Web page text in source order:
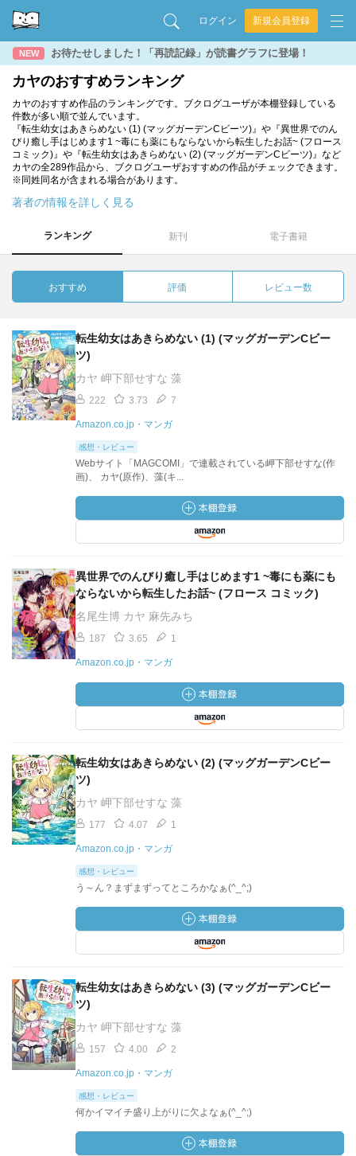
ログイン 新規会員登録
NEW お待たせしました！「再読記録」が読書グラフに登場！
カヤのおすすめランキング
カヤのおすすめ作品のランキングです。ブクログユーザが本棚登録している
件数が多い順で並んでいます。
『転生幼女はあきらめない (1) (マッグガーデンCビーツ)』や『異世界でのん
びり癒し手はじめます1 ~毒にも薬にもならないから転生したお話~ (フロース
コミック)』や『転生幼女はあきらめない (2) (マッグガーデンCビーツ)』など
カヤの全289作品から、ブクログユーザおすすめの作品がチェックできます。
※同姓同名が含まれる場合があります。
著者の情報を詳しく見る
ランキング 新刊 電子書籍
おすすめ 評価 レビュー数
転生幼女はあきらめない (1) (マッグガーデンCビー
ツ)
カヤ 岬下部せすな 藻
222 3.73 7
Amazon.co.jp・マンガ
感想・レビュー
Webサイト「MAGCOMI」で連載されている岬下部せすな(作
画)、 カヤ(原作)、藻(キ...
異世界でのんびり癒し手はじめます1 ~毒にも薬にも
ならないから転生したお話~ (フロース コミック)
名尾生博 カヤ 麻先みち
187 3.65 1
Amazon.co.jp・マンガ
転生幼女はあきらめない (2) (マッグガーデンCビー
ツ)
カヤ 岬下部せすな 藻
177 4.07 1
Amazon.co.jp・マンガ
感想・レビュー
う～ん？まずまずってところかなぁ(^_^;)
転生幼女はあきらめない (3) (マッグガーデンCビー
ツ)
カヤ 岬下部せすな 藻
157 4.00 2
Amazon.co.jp・マンガ
感想・レビュー
何かイマイチ盛り上がりに欠よなぁ(^_^;)